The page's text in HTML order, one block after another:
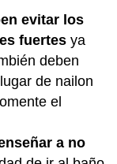
evitar los
fuertes ya
deben
de nailon
el
a no